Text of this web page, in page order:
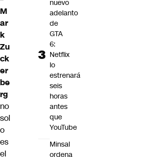
M
ar
k
Zu
ck
er
be
rg
no
sol
o
es
el
nuevo
adelanto
de
GTA
6:
Netflix
lo
estrenará
seis
horas
antes
que
YouTube
Minsal
ordena